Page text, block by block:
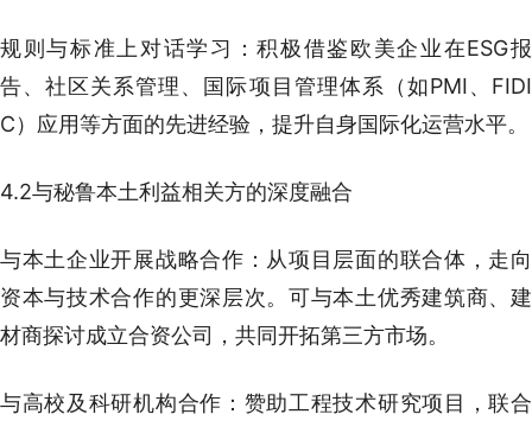
规则与标准上对话学习：积极借鉴欧美企业在ESG报
告、社区关系管理、国际项目管理体系（如PMI、FIDI
C）应用等方面的先进经验，提升自身国际化运营水平。
4.2与秘鲁本土利益相关方的深度融合
与本土企业开展战略合作：从项目层面的联合体，走向
资本与技术合作的更深层次。可与本土优秀建筑商、建
材商探讨成立合资公司，共同开拓第三方市场。
与高校及科研机构合作：赞助工程技术研究项目，联合